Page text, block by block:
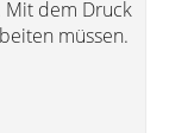
Mit dem Druck
müssen.